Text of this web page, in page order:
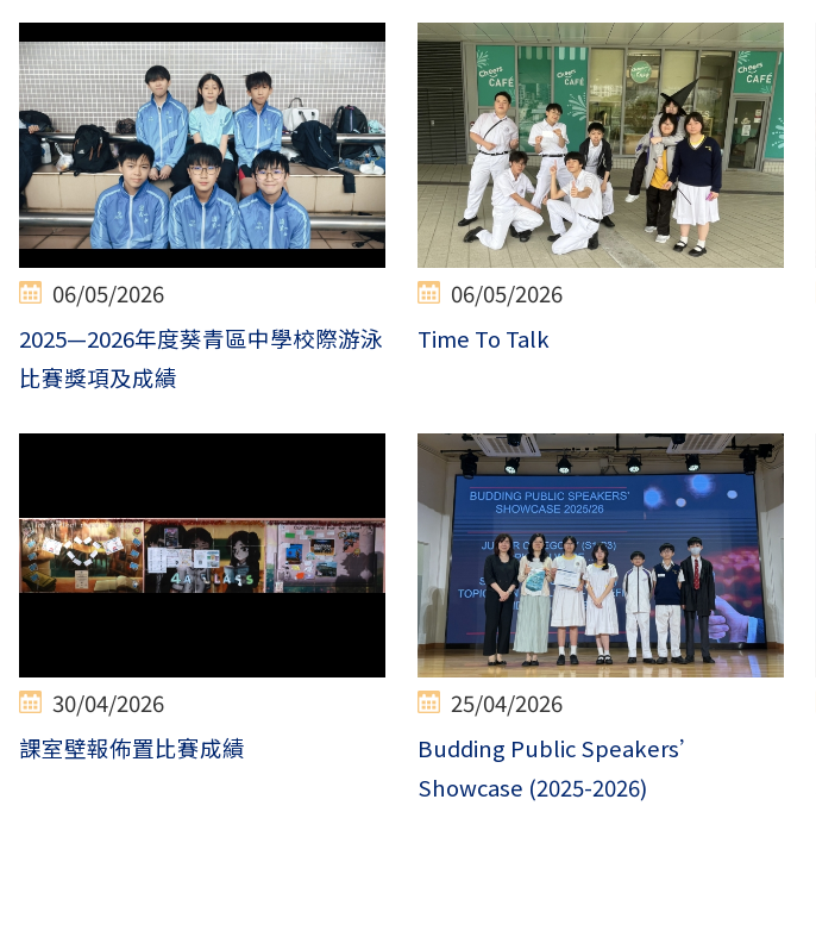
06/05/2026
2025—2026年度葵青區中學校際游泳
比賽獎項及成績
06/05/2026
Time To Talk
30/04/2026
課室壁報佈置比賽成績
25/04/2026
Budding Public Speakers’
Showcase (2025-2026)